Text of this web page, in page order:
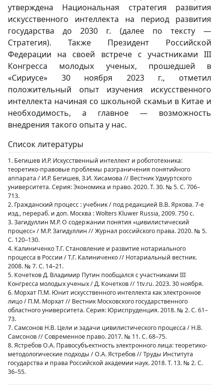
утверждена Национальная стратегия развития
искусственного интеллекта на период развития
государства до 2030 г. (далее по тексту —
Стратегия). Также Президент Российской
Федерации на своей встрече с участниками III
Конгресса молодых ученых, прошедшей в
«Сириусе» 30 ноября 2023 г., отметил
положительный опыт изучения искусственного
интеллекта начиная со школьной скамьи в Китае и
необходимость, а главное — возможность
внедрения такого опыта у нас.
Список литературы
1. Бегишев И.Р. Искусственный интеллект и робототехника:
теоретико-правовые проблемы разграничения понятийного
аппарата / И.Р. Бегишев, З.И. Хисамова // Вестник Удмуртского
университета. Серия: Экономика и право. 2020. Т. 30. № 5. С. 706–
713.
2. Гражданский процесс : учебник / под редакцией В.В. Яркова. 7-е
изд., перераб. и доп. Москва : Wolters Kluwer Russia, 2009. 750 с.
3. Загидуллин М.Р. О содержании понятия «цивилистический
процесс» / М.Р. Загидуллин // Журнал российского права. 2020. № 5.
С. 120–130.
4. Калиниченко Т.Г. Становление и развитие нотариального
процесса в России / Т.Г. Калиниченко // Нотариальный вестник.
2008. № 7. С. 14–21.
5. Кочетков Д. Владимир Путин пообщался с участниками III
Конгресса молодых ученых / Д. Кочетков // 1tv.ru. 2023. 30 ноября.
6. Морхат П.М. Юнит искусственного интеллекта как электронное
лицо / П.М. Морхат // Вестник Московского государственного
областного университета. Серия: Юриспруденция. 2018. № 2. С. 61–
73.
7. Самсонов Н.В. Цели и задачи цивилистического процесса / Н.В.
Самсонов // Современное право. 2017. № 11. С. 68–75.
8. Ястребов О.А. Правосубъектность электронного лица: теоретико-
методологические подходы / О.А. Ястребов // Труды Института
государства и права Российской академии наук. 2018. Т. 13. № 2. С.
36–55.